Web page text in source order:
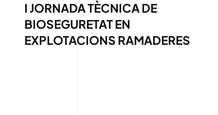
I JORNADA TÈCNICA DE
BIOSEGURETAT EN
EXPLOTACIONS RAMADERES